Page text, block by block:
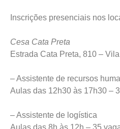
Inscrições presenciais nos
Cesa Cata Preta
Estrada Cata Preta, 810 –
– Assistente de recursos
Aulas das 12h30 às 17h30 –
– Assistente de logística
Aulas das 8h às 12h – 35